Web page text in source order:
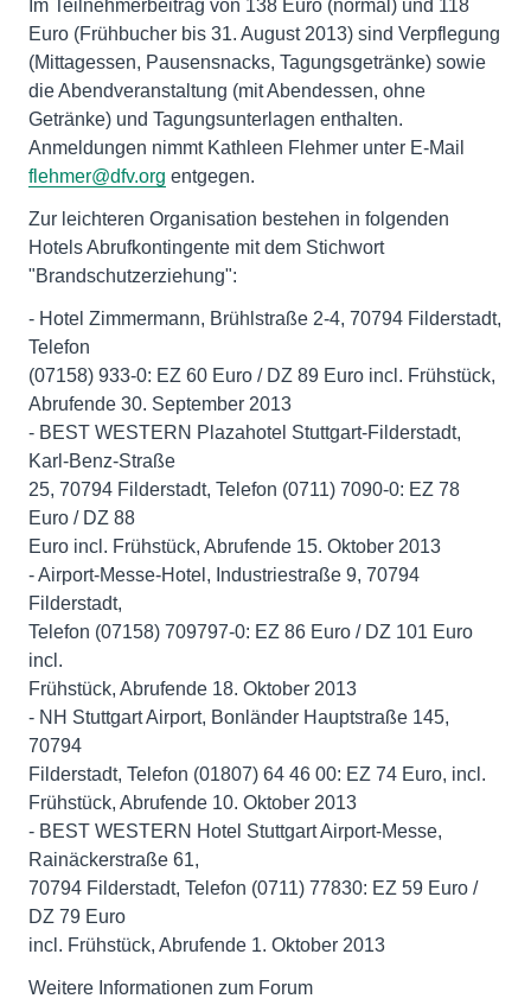
Im Teilnehmerbeitrag von 138 Euro (normal) und 118
Euro (Frühbucher bis 31. August 2013) sind Verpflegung
(Mittagessen, Pausensnacks, Tagungsgetränke) sowie
die Abendveranstaltung (mit Abendessen, ohne
Getränke) und Tagungsunterlagen enthalten.
Anmeldungen nimmt Kathleen Flehmer unter E-Mail
flehmer@dfv.org entgegen.
Zur leichteren Organisation bestehen in folgenden
Hotels Abrufkontingente mit dem Stichwort
"Brandschutzerziehung":
- Hotel Zimmermann, Brühlstraße 2-4, 70794 Filderstadt,
Telefon
(07158) 933-0: EZ 60 Euro / DZ 89 Euro incl. Frühstück,
Abrufende 30. September 2013
- BEST WESTERN Plazahotel Stuttgart-Filderstadt,
Karl-Benz-Straße
25, 70794 Filderstadt, Telefon (0711) 7090-0: EZ 78
Euro / DZ 88
Euro incl. Frühstück, Abrufende 15. Oktober 2013
- Airport-Messe-Hotel, Industriestraße 9, 70794
Filderstadt,
Telefon (07158) 709797-0: EZ 86 Euro / DZ 101 Euro
incl.
Frühstück, Abrufende 18. Oktober 2013
- NH Stuttgart Airport, Bonländer Hauptstraße 145,
70794
Filderstadt, Telefon (01807) 64 46 00: EZ 74 Euro, incl.
Frühstück, Abrufende 10. Oktober 2013
- BEST WESTERN Hotel Stuttgart Airport-Messe,
Rainäckerstraße 61,
70794 Filderstadt, Telefon (0711) 77830: EZ 59 Euro /
DZ 79 Euro
incl. Frühstück, Abrufende 1. Oktober 2013
Weitere Informationen zum Forum